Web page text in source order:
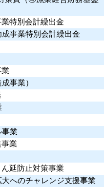
特別会計繰出金
事業特別会計繰出金
事業）
事業
業
延防止対策事業
へのチャレンジ支援事業